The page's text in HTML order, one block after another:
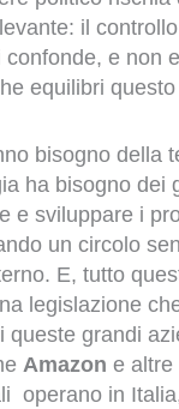
il
confonde, e non
equilibri
bisogno della
ha bisogno dei
e sviluppare i
un circolo
E, tutto
legislazione
queste grandi
Amazon e altre
operano in